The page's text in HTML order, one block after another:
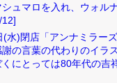
ュマロを入れ、ウォル
12]
水)閉店「アンナミラー
の言葉の代わりのイラ
にとっては80年代の吉